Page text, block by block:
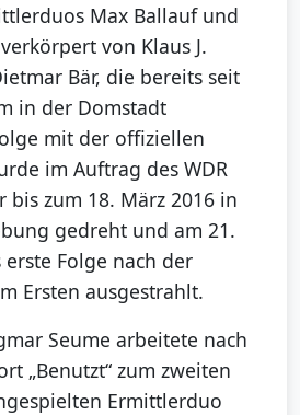
Max Ballauf und
von Klaus J.
Bär, die bereits seit
in der Domstadt
mit der offiziellen
im Auftrag des WDR
bis zum 18. März 2016 in
gedreht und am 21.
Folge nach der
Ersten ausgestrahlt.
Seume arbeitete nach
„Benutzt“ zum zweiten
Ermittlerduo